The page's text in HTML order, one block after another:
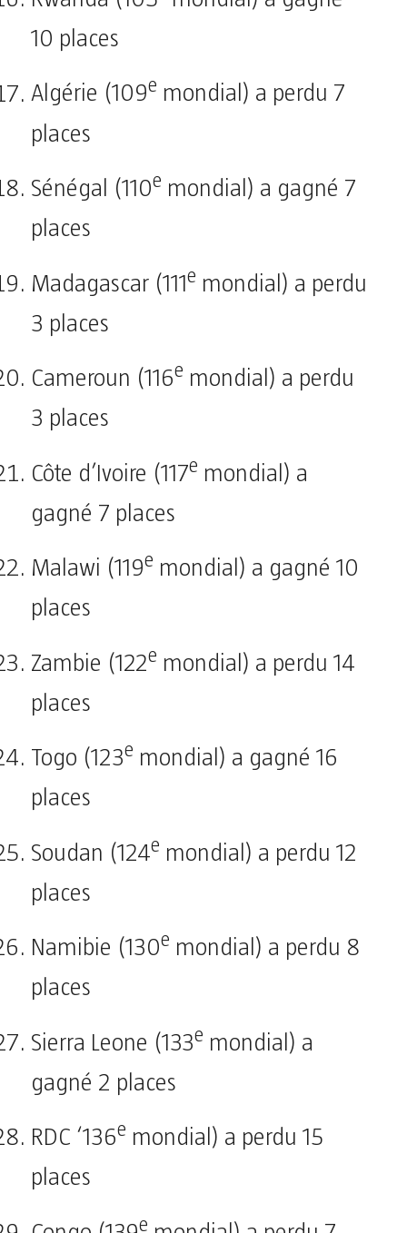
10 places
Algérie (109e mondial) a perdu 7
places
Sénégal (110e mondial) a gagné 7
places
Madagascar (111e mondial) a perdu
3 places
Cameroun (116e mondial) a perdu
3 places
Côte d’Ivoire (117e mondial) a
gagné 7 places
Malawi (119e mondial) a gagné 10
places
Zambie (122e mondial) a perdu 14
places
Togo (123e mondial) a gagné 16
places
Soudan (124e mondial) a perdu 12
places
Namibie (130e mondial) a perdu 8
places
Sierra Leone (133e mondial) a
gagné 2 places
RDC ‘136e mondial) a perdu 15
places
e